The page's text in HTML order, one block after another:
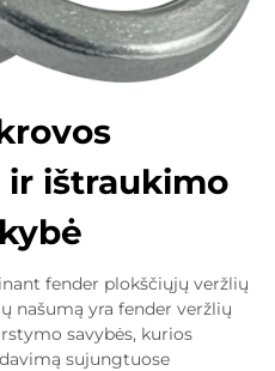
ir ištraukimo
fender plokščiųjų veržlių
našumą yra fender veržlių
savybės, kurios
sujungtuose